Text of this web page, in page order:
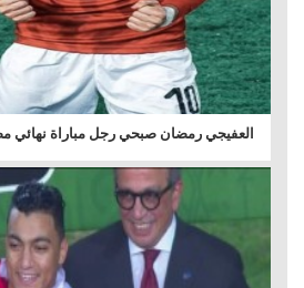
العفيجي رمضان صبحي رجل مباراة نهائي